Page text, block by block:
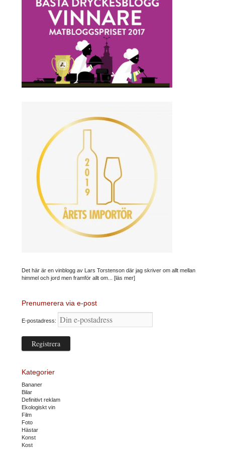
Det här är en vinblogg av Lars Torstenson där jag skriver om allt mellan
himmel och jord men framför allt om... [läs mer]
Prenumerera via e-post
E-postadress:
Kategorier
Bananer
Bilar
Definitivt reklam
Ekologiskt vin
Film
Foto
Hästar
Konst
Kost